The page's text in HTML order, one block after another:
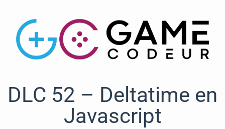
DLC 52 – Deltatime en
Javascript